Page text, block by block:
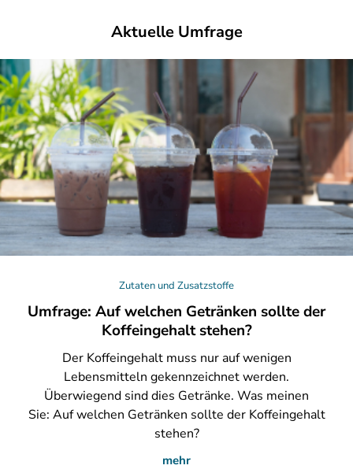
Aktuelle Umfrage
Zutaten und Zusatzstoffe
Umfrage: Auf welchen Getränken sollte der
Koffeingehalt stehen?
DerKoffeingehalt muss nur auf wenigen
Lebensmitteln gekennzeichnet werden.
Überwiegend sind dies Getränke. Was meinen
Sie: Auf welchen Getränken sollte der Koffeingehalt
stehen?
mehr